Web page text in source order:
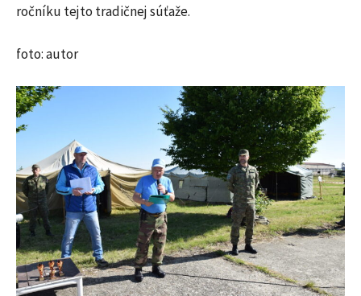
ročníku tejto tradičnej súťaže.
foto: autor